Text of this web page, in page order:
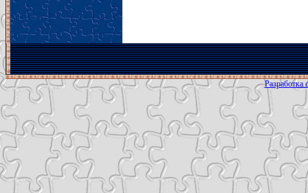
Разработка